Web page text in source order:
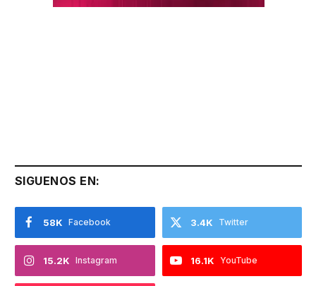
SIGUENOS EN:
Facebook
58K Twitter
3.4K
Instagram
15.2K YouTube
16.1K